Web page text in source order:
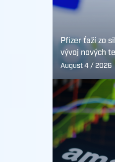
Pfizer ťaží zo
vývoj nových
August 4 / 2026